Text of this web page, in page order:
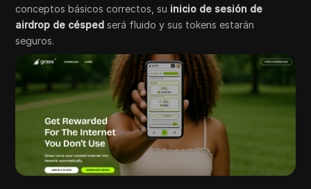
conceptos básicos correctos, su inicio de sesión de
airdrop de césped será fluido y sus tokens estarán
seguros.